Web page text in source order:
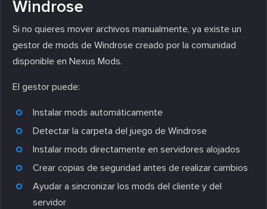
Windrose
Si no quieres mover archivos manualmente, ya existe un
gestor de mods de Windrose creado por la comunidad
disponible en Nexus Mods.
El gestor puede:
Instalar mods automáticamente
Detectar la carpeta del juego de Windrose
Instalar mods directamente en servidores alojados
Crear copias de seguridad antes de realizar cambios
Ayudar a sincronizar los mods del cliente y del
servidor